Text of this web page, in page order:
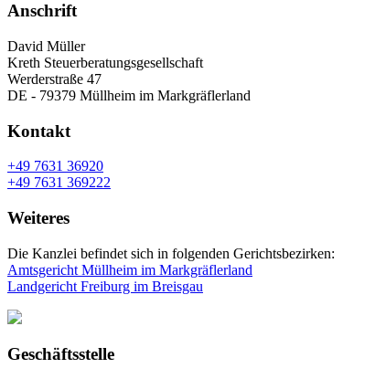
Anschrift
David Müller
Kreth Steuerberatungsgesellschaft
Werderstraße 47
DE - 79379 Müllheim im Markgräflerland
Kontakt
+49 7631 36920
+49 7631 369222
Weiteres
Die Kanzlei befindet sich in folgenden Gerichtsbezirken:
Amtsgericht Müllheim im Markgräflerland
Landgericht Freiburg im Breisgau
Geschäftsstelle